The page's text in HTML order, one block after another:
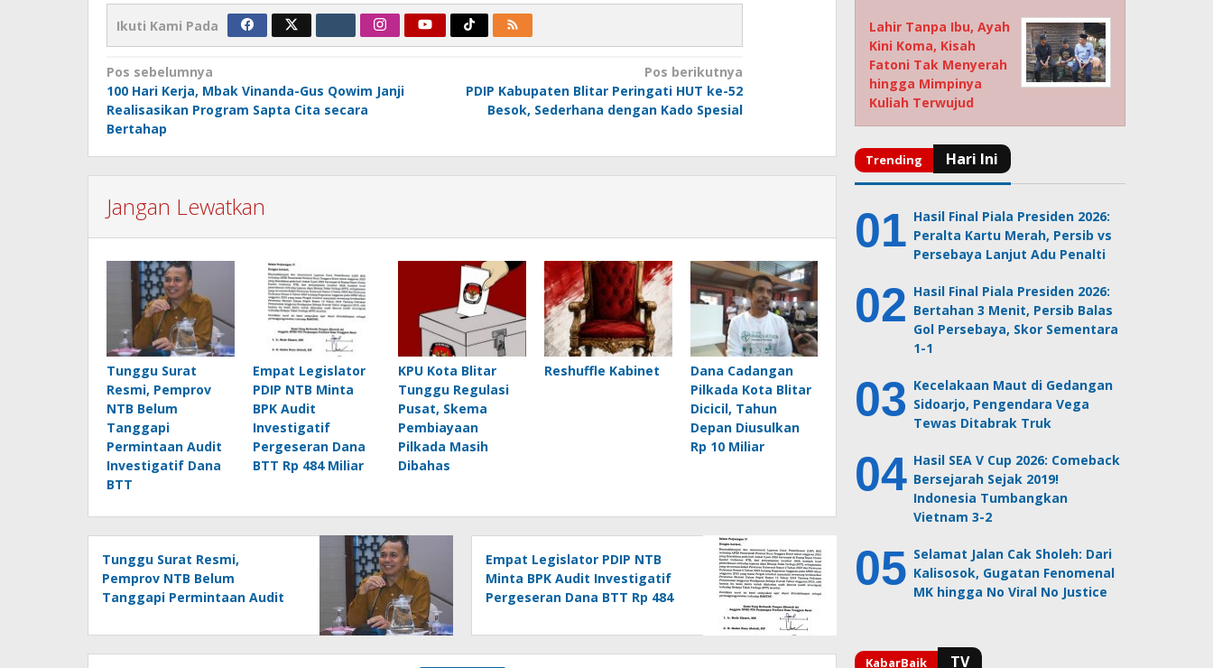
Ikuti Kami Pada
Navigasi
pos
Pos sebelumnya
100 Hari Kerja, Mbak Vinanda-Gus Qowim Janji
Realisasikan Program Sapta Cita secara
Bertahap
Pos berikutnya
PDIP Kabupaten Blitar Peringati HUT ke-52
Besok, Sederhana dengan Kado Spesial
Jangan Lewatkan
Tunggu Surat
Resmi, Pemprov
NTB Belum
Tanggapi
Permintaan Audit
Investigatif Dana
BTT
Empat Legislator
PDIP NTB Minta
BPK Audit
Investigatif
Pergeseran Dana
BTT Rp 484 Miliar
KPU Kota Blitar
Tunggu Regulasi
Pusat, Skema
Pembiayaan
Pilkada Masih
Dibahas
Reshuffle Kabinet
Dana Cadangan
Pilkada Kota Blitar
Dicicil, Tahun
Depan Diusulkan
Rp 10 Miliar
Tunggu Surat Resmi,
Pemprov NTB Belum
Tanggapi Permintaan Audit
Empat Legislator PDIP NTB
Minta BPK Audit Investigatif
Pergeseran Dana BTT Rp 484
Lahir Tanpa Ibu, Ayah
Kini Koma, Kisah
Fatoni Tak Menyerah
hingga Mimpinya
Kuliah Terwujud
Hasil Final Piala Presiden 2026:
Peralta Kartu Merah, Persib vs
Persebaya Lanjut Adu Penalti
Hasil Final Piala Presiden 2026:
Bertahan 3 Menit, Persib Balas
Gol Persebaya, Skor Sementara
1-1
Kecelakaan Maut di Gedangan
Sidoarjo, Pengendara Vega
Tewas Ditabrak Truk
Hasil SEA V Cup 2026: Comeback
Bersejarah Sejak 2019!
Indonesia Tumbangkan
Vietnam 3-2
Selamat Jalan Cak Sholeh: Dari
Kalisosok, Gugatan Fenomenal
MK hingga No Viral No Justice